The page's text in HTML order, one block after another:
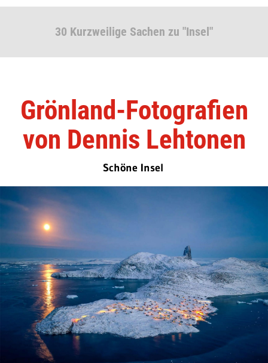
30 Kurzweilige Sachen zu "Insel"
Grönland-Fotografien
von Dennis Lehtonen
Schöne Insel